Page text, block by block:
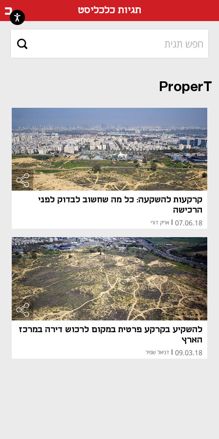
תגיות כלכליסט
ProperT
קרקעות להשקעה: כל מה שחשוב לבדוק לפני
הרכישה
07.06.18 אריק דורי
להשקיע בקרקע פרטית במקום לרכוש דירה במרכז
הארץ
09.03.18 דניאל שפיר